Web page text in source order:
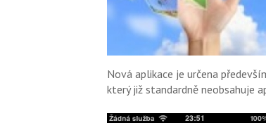
Nová aplikace je určena
který již standardně neobsahuje